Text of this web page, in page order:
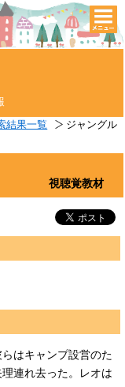
結果一覧
ジャングル
視聴覚教材
はキャンプ設営のた
連れ去った。レオは